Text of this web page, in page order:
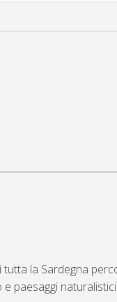
tutta la Sardegna
paesaggi